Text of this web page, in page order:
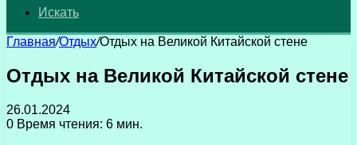
Искать
Главная/Отдых/Отдых на Великой Китайской стене
Отдых на Великой Китайской стене
26.01.2024
0 Время чтения: 6 мин.